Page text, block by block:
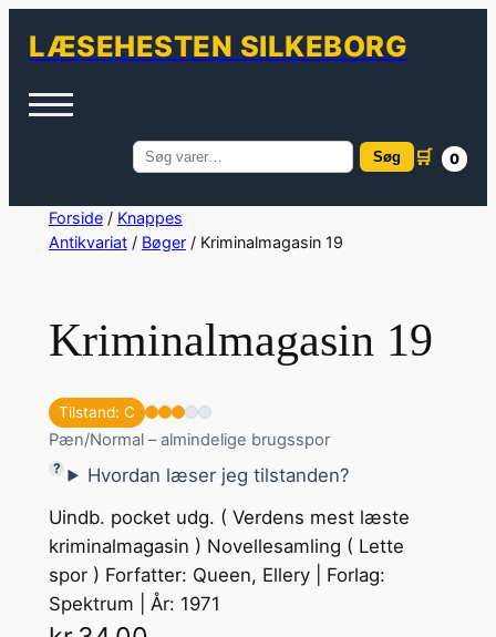
LÆSEHESTEN SILKEBORG
Søg
Søg 🛒 0
SpringForside/ Knappes
Antikvariat/ Bøger/ Kriminalmagasin 19
Kriminalmagasin 19
Tilstand: C
Pæn/Normal – almindelige brugsspor
Hvordan læser jeg tilstanden?
Uindb. pocket udg. ( Verdens mest læste
kriminalmagasin ) Novellesamling ( Lette
spor ) Forfatter: Queen, Ellery | Forlag:
Spektrum | År: 1971